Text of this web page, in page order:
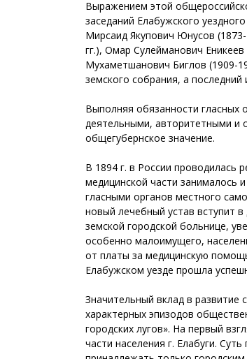
Выражением этой
заседаний Елабужского
Мирсаид Якупович Юнусов
гг.), Омар Сулейманович
Мухаметшанович Биглов (1909-
земского собрания, а
Выполняя обязанности гласных
деятельными, авторитетными и
общегубернское значение.
В 1894 г. в России проводилась
медицинской части занималось
гласными органов местного
новый лечебный устав вступит
земской городской больнице,
особенно малоимущего,
от платы за медицинскую
Елабужском уезде прошла
Значительный вклад в
характерных эпизодов
городских лугов». На первый
части населения г. Елабуги.